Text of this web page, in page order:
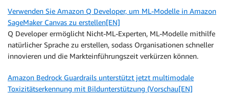
Verwenden Sie Amazon Q Developer, um ML-Modelle in Amazon
SageMaker Canvas zu erstellen[EN]
Q Developer ermöglicht Nicht-ML-Experten, ML-Modelle mithilfe
natürlicher Sprache zu erstellen, sodass Organisationen schneller
innovieren und die Markteinführungszeit verkürzen können.
Amazon Bedrock Guardrails unterstützt jetzt multimodale
Toxizitätserkennung mit Bildunterstützung (Vorschau[EN]